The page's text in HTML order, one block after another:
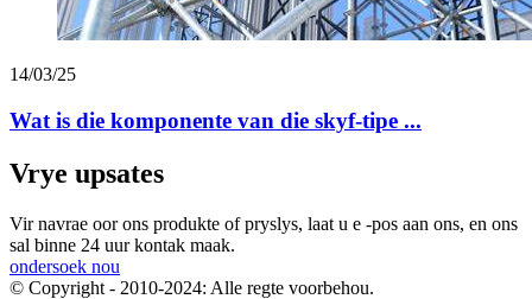
14/03/25
Wat is die komponente van die skyf-tipe ...
Vrye upsates
Vir navrae oor ons produkte of pryslys, laat u e -pos aan ons, en ons
sal binne 24 uur kontak maak.
ondersoek nou
© Copyright - 2010-2024: Alle regte voorbehou.